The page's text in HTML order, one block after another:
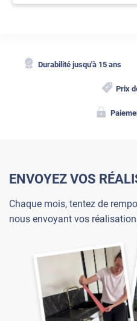
Durabilité jusqu'à 15 ans
Prix
ENVOYEZ VOS
Chaque mois, tentez de
nous envoyant vos